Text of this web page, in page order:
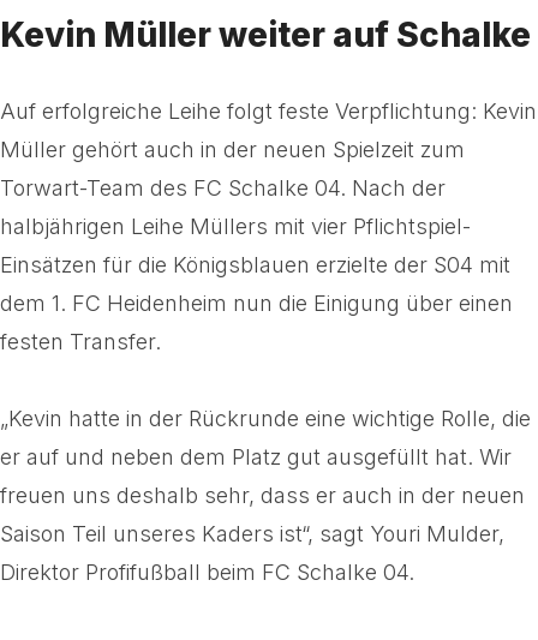
Kevin Müller weiter auf Schalke
Auf erfolgreiche Leihe folgt feste Verpflichtung: Kevin
Müller gehört auch in der neuen Spielzeit zum
Torwart-Team des FC Schalke 04. Nach der
halbjährigen Leihe Müllers mit vier Pflichtspiel-
Einsätzen für die Königsblauen erzielte der S04 mit
dem 1. FC Heidenheim nun die Einigung über einen
festen Transfer.
„Kevin hatte in der Rückrunde eine wichtige Rolle, die
er auf und neben dem Platz gut ausgefüllt hat. Wir
freuen uns deshalb sehr, dass er auch in der neuen
Saison Teil unseres Kaders ist“, sagt Youri Mulder,
Direktor Profifußball beim FC Schalke 04.